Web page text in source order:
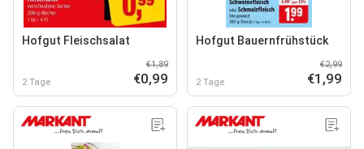
Hofgut Fleischsalat
2 Tage
€1,89
€0,99
Hofgut Bauernfrühstück
2 Tage
€2,99
€1,99